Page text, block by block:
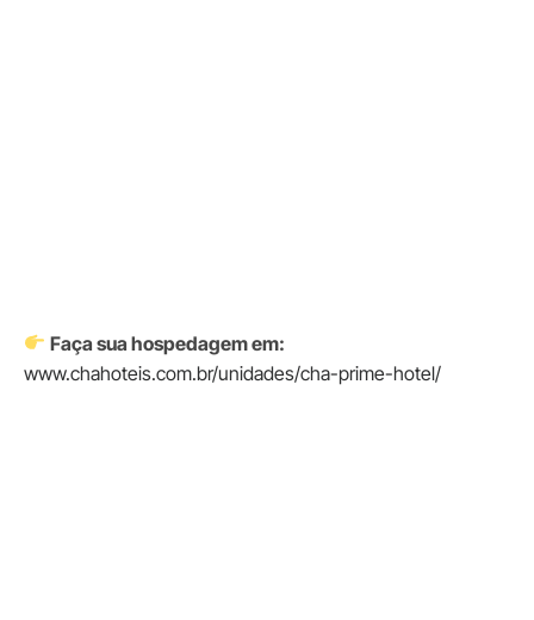
Faça sua hospedagem em:
www.chahoteis.com.br/unidades/cha-prime-hotel/